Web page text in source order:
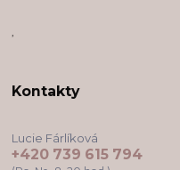
,
Kontakty
Lucie Fárlíková
+420 739 615 794